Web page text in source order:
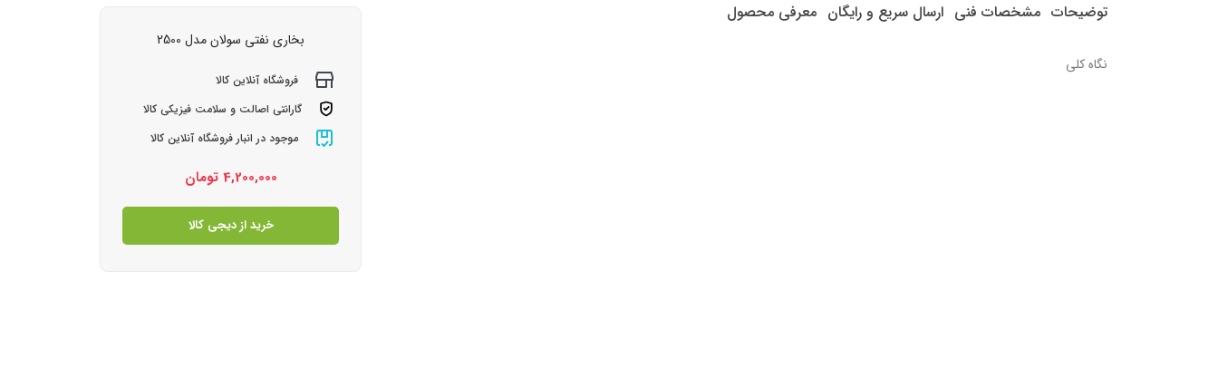
توضیحات مشخصات فنی ارسال سریع و رایگان معرفی محصول
نگاه کلی
بخاری نفتی سولان مدل 2500
فروشگاه آنلاین کالا
گارانتی اصالت و سلامت فیزیکی کالا
موجود در انبار فروشگاه آنلاین کالا
4,200,000 تومان
خرید از دیجی کالا